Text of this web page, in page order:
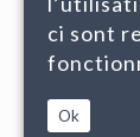
ci sont
Ok